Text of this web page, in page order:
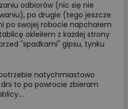
odbiorów (nic się nie
po drugie (tego jeszcze
po swojej robocie napchałem
okleiłem z każdej strony
"spadkami" gipsu, tynku
natychmiastowo
to po powrocie zbieram